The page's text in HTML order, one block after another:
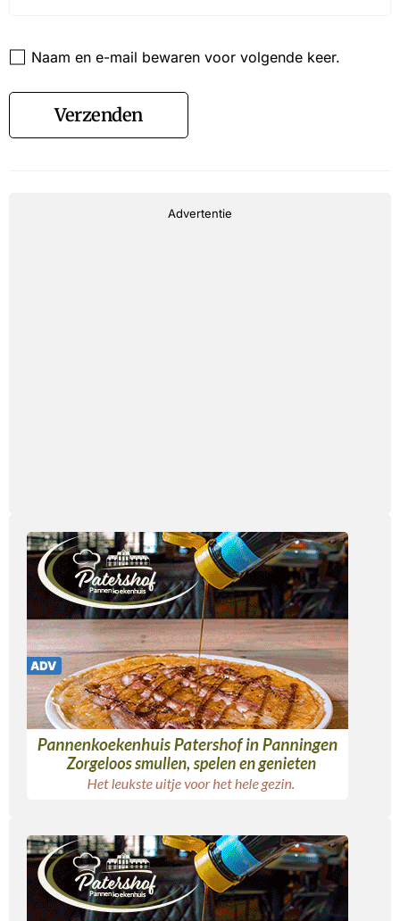
Naam en e-mail bewaren voor volgende keer.
Verzenden
Advertentie